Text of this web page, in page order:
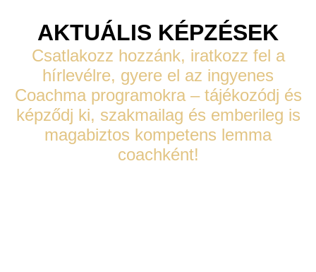
AKTUÁLIS KÉPZÉSEK
Csatlakozz hozzánk, iratkozz fel a
hírlevélre, gyere el az ingyenes
Coachma programokra – tájékozódj és
képződj ki, szakmailag és emberileg is
magabiztos kompetens lemma
coachként!